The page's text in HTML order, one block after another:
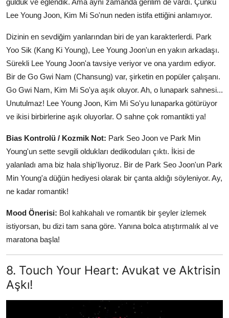
güldük ve eğlendik. Ama aynı zamanda gerilim de vardı. Çünkü
Lee Young Joon, Kim Mi So'nun neden istifa ettiğini anlamıyor.
Dizinin en sevdiğim yanlarından biri de yan karakterlerdi. Park
Yoo Sik (Kang Ki Young), Lee Young Joon'un en yakın arkadaşı.
Sürekli Lee Young Joon'a tavsiye veriyor ve ona yardım ediyor.
Bir de Go Gwi Nam (Chansung) var, şirketin en popüler çalışanı.
Go Gwi Nam, Kim Mi So'ya aşık oluyor. Ah, o lunapark sahnesi...
Unutulmaz! Lee Young Joon, Kim Mi So'yu lunaparka götürüyor
ve ikisi birbirlerine aşık oluyorlar. O sahne çok romantikti ya!
Bias Kontrolü / Kozmik Not: Park Seo Joon ve Park Min
Young'un sette sevgili oldukları dedikoduları çıktı. İkisi de
yalanladı ama biz hala ship'liyoruz. Bir de Park Seo Joon'un Park
Min Young'a düğün hediyesi olarak bir çanta aldığı söyleniyor. Ay,
ne kadar romantik!
Mood Önerisi: Bol kahkahalı ve romantik bir şeyler izlemek
istiyorsan, bu dizi tam sana göre. Yanına bolca atıştırmalık al ve
maratona başla!
8. Touch Your Heart: Avukat ve Aktrisin
Aşkı!